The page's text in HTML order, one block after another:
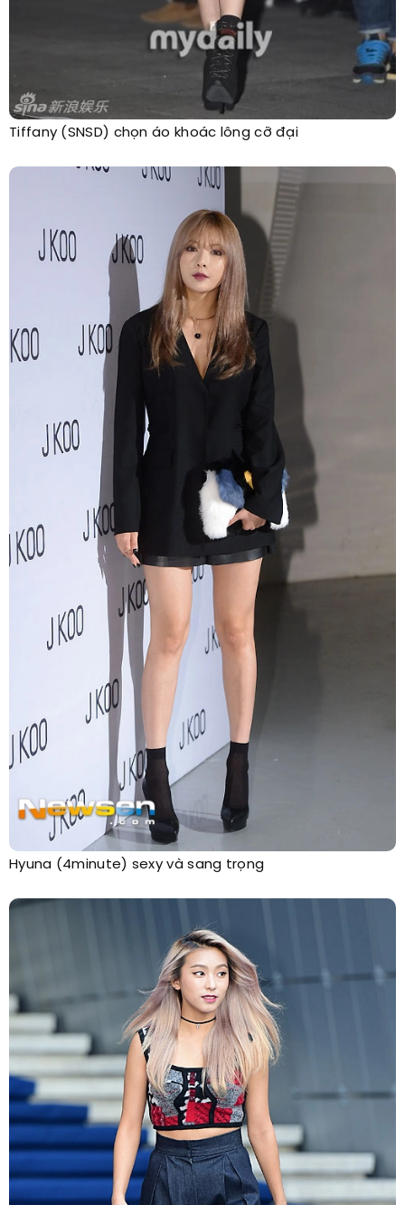
Tiffany (SNSD) chọn áo khoác lông cỡ đại
Hyuna (4minute) sexy và sang trọng